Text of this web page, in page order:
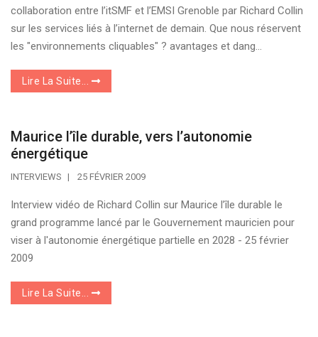
collaboration entre l’itSMF et l’EMSI Grenoble par Richard Collin
sur les services liés à l’internet de demain. Que nous réservent
les "environnements cliquables" ? avantages et dang...
Lire La Suite...
Maurice l’île durable, vers l’autonomie
énergétique
INTERVIEWS 25 FÉVRIER 2009
Interview vidéo de Richard Collin sur Maurice l’île durable le
grand programme lancé par le Gouvernement mauricien pour
viser à l'autonomie énergétique partielle en 2028 - 25 février
2009
Lire La Suite...